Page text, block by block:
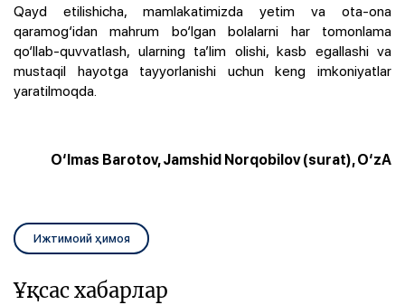
Qayd etilishicha, mamlakatimizda yetim va ota-ona
qaramog‘idan mahrum bo‘lgan bolalarni har tomonlama
qo‘llab-quvvatlash, ularning ta’lim olishi, kasb egallashi va
mustaqil hayotga tayyorlanishi uchun keng imkoniyatlar
yaratilmoqda.
O‘lmas Barotov, Jamshid Norqobilov (surat), O‘zA
Ижтимоий ҳимоя
Ұқсас хабарлар